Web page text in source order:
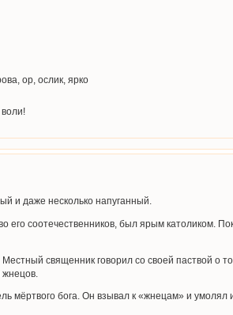
ор, ослик, ярко
и даже несколько напуганный.
его соотечественников, был ярым католиком.
священник говорил со своей паствой о
мёртвого бога. Он взывал к «жнецам» и